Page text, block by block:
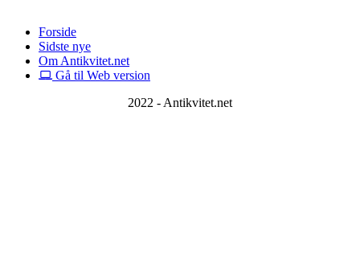
Forside
Sidste nye
Om Antikvitet.net
Gå til Web version
2022 - Antikvitet.net